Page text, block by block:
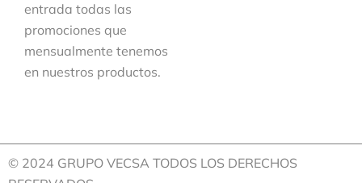
entrada todas las
promociones que
mensualmente tenemos
en nuestros productos.
© 2024 GRUPO VECSA TODOS LOS DERECHOS